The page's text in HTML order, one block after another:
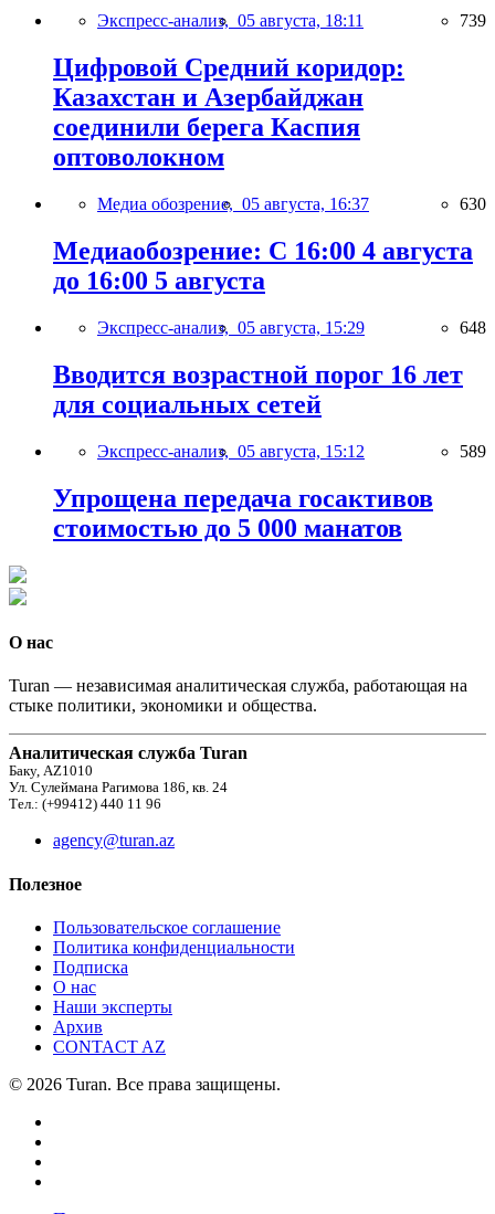
Экспресс-анализ, 05 августа, 18:11 739
Цифровой Средний коридор:
Казахстан и Азербайджан
соединили берега Каспия
оптоволокном
Медиа обозрение, 05 августа, 16:37 630
Медиаобозрение: С 16:00 4 августа
до 16:00 5 августа
Экспресс-анализ, 05 августа, 15:29 648
Вводится возрастной порог 16 лет
для социальных сетей
Экспресс-анализ, 05 августа, 15:12 589
Упрощена передача госактивов
стоимостью до 5 000 манатов
О нас
Turan — независимая аналитическая служба, работающая на
стыке политики, экономики и общества.
Аналитическая служба Turan
Баку, AZ1010
Ул. Сулеймана Рагимова 186, кв. 24
Тел.: (+99412) 440 11 96
agency@turan.az
Полезное
Пользовательское соглашение
Политика конфиденциальности
Подписка
О нас
Наши эксперты
Архив
CONTACT AZ
© 2026 Turan. Все права защищены.